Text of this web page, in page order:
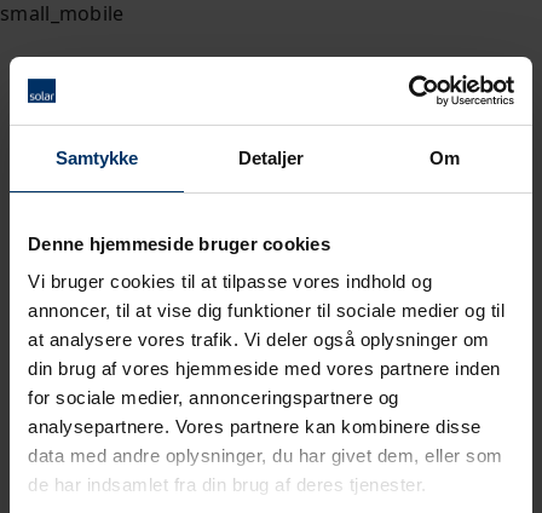
Samtykke Detaljer Om
Denne hjemmeside bruger cookies
Vi bruger cookies til at tilpasse vores indhold og
annoncer, til at vise dig funktioner til sociale medier og til
at analysere vores trafik. Vi deler også oplysninger om
din brug af vores hjemmeside med vores partnere inden
for sociale medier, annonceringspartnere og
analysepartnere. Vores partnere kan kombinere disse
data med andre oplysninger, du har givet dem, eller som
de har indsamlet fra din brug af deres tjenester.